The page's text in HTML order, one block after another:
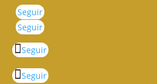
Seguir
Seguir
Seguir
Seguir